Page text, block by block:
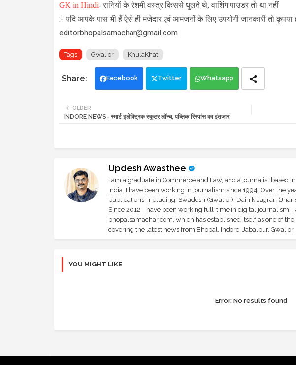
GK in Hindi- रानियों के रेशमी वस्त्र किससे धुलते थे, वाशिंग पाउडर तो था नहीं
:- यदि आपके पास भी हैं ऐसे ही मजेदार एवं आमजनों के लिए उपयोगी जानकारी तो
editorbhopalsamachar@gmail.com
Tags Gwalior KhulaKhat
Facebook Twitter Whatsapp
OLDER
INDORE NEWS- स्मार्ट इलेक्ट्रिक स्कूटर लॉन्च, पब्लिक रिस्पांस का इंतजार
Updesh Awasthee
I am a graduate in Commerce and Law, and a journalist based
India. I have been working in journalism since 1994. Over the
publications, including: Swadesh (Gwalior), Dainik Jagran
Since 2012, I have been working full-time in digital journalism.
bhopalsamachar.com, which has established itself as one of
covering the latest news from Bhopal, Indore, Jabalpur, Gwalior,
YOU MIGHT LIKE
Error:No results found